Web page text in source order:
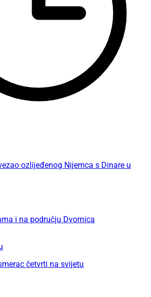
ozlijeđenog Nijemca s Dinare u
i na području Dvornica
četvrti na svijetu